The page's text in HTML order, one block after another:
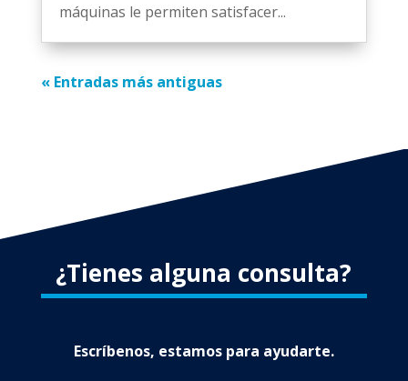
máquinas le permiten satisfacer...
« Entradas más antiguas
¿Tienes alguna consulta?
Escríbenos, estamos para ayudarte.